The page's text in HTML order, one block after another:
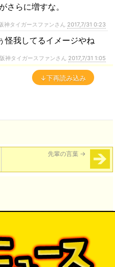
さらに増すな。
神タイガースファンさん 2017,7/31 0:23
怪我してるイメージやね
神タイガースファンさん 2017,7/31 1:05
↓下再読み込み
先輩の言葉 →